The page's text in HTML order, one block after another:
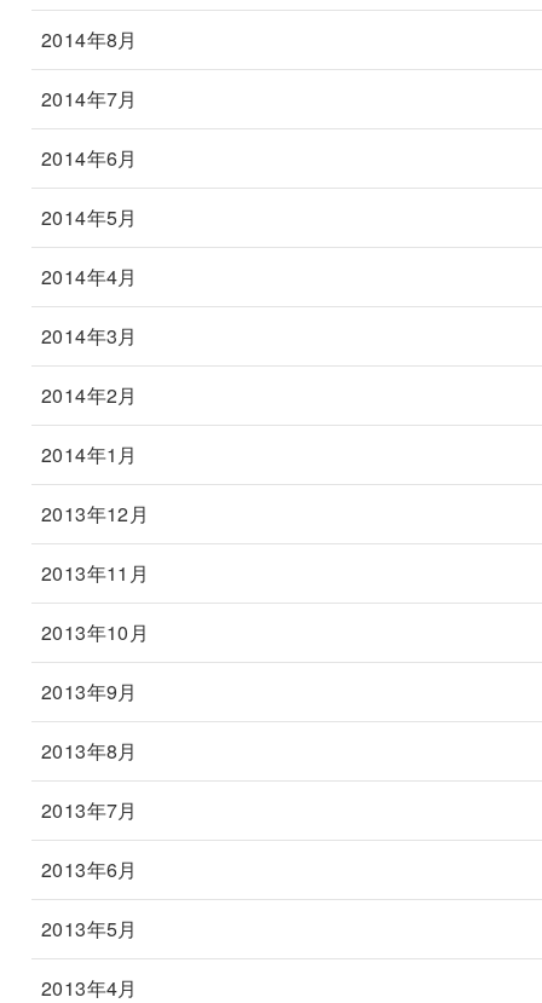
2014年8月
2014年7月
2014年6月
2014年5月
2014年4月
2014年3月
2014年2月
2014年1月
2013年12月
2013年11月
2013年10月
2013年9月
2013年8月
2013年7月
2013年6月
2013年5月
2013年4月